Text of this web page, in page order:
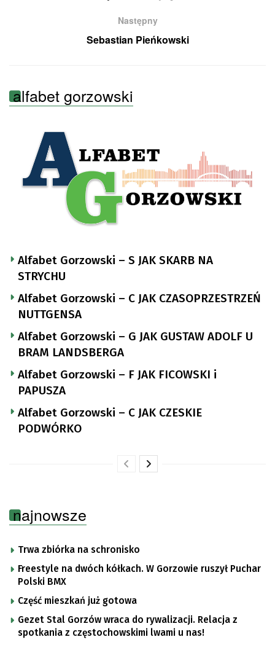
Następny
Sebastian Pieńkowski
alfabet gorzowski
Alfabet Gorzowski – S JAK SKARB NA
STRYCHU
Alfabet Gorzowski – C JAK CZASOPRZESTRZEŃ
NUTTGENSA
Alfabet Gorzowski – G JAK GUSTAW ADOLF U
BRAM LANDSBERGA
Alfabet Gorzowski – F JAK FICOWSKI i
PAPUSZA
Alfabet Gorzowski – C JAK CZESKIE
PODWÓRKO
najnowsze
Trwa zbiórka na schronisko
Freestyle na dwóch kółkach. W Gorzowie ruszył Puchar
Polski BMX
Część mieszkań już gotowa
Gezet Stal Gorzów wraca do rywalizacji. Relacja z
spotkania z częstochowskimi lwami u nas!